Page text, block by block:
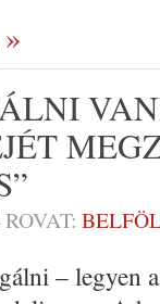
ROVAT:
– legyen